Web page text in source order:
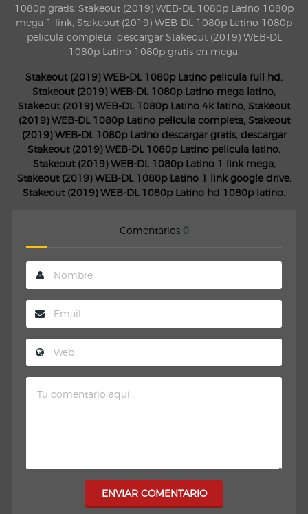
1080p gratis, Stakeout (2019) WEB-DL 1080p Latino 1080p
mega 1 link, Stakeout (2019) WEB-DL 1080p Latino 1080p
pelicula completa, descargar Stakeout (2019) WEB-DL
1080p Latino 1080p gratis en mega.
Stakeout (2019) WEB-DL 1080p Latino pelicula full hd,
Stakeout (2019) WEB-DL 1080p Latino mega latino,
Stakeout (2019) WEB-DL 1080p Latino 4k latino, Stakeout
(2019) WEB-DL 1080p Latino pelicula completa, Stakeout
(2019) WEB-DL 1080p Latino descargar gratis, descargar
Stakeout (2019) WEB-DL 1080p Latino pelicula latino,
Stakeout (2019) WEB-DL 1080p Latino 1 link mega,
Stakeout (2019) WEB-DL 1080p Latino 1 link google drive,
Stakeout (2019) WEB-DL 1080p Latino hd 1080p latino.
Comentarios 0
ENVIAR COMENTARIO